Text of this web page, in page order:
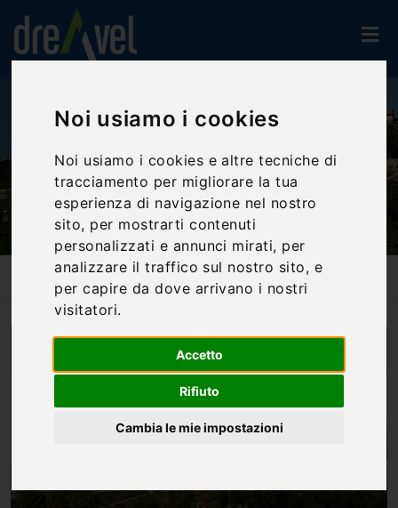
Noi usiamo i cookies
Noi usiamo i cookies e altre tecniche di
tracciamento per migliorare la tua
esperienza di navigazione nel nostro
sito, per mostrarti contenuti
personalizzati e annunci mirati, per
analizzare il traffico sul nostro sito, e
per capire da dove arrivano i nostri
visitatori.
Accetto
Rifiuto
Cambia le mie impostazioni